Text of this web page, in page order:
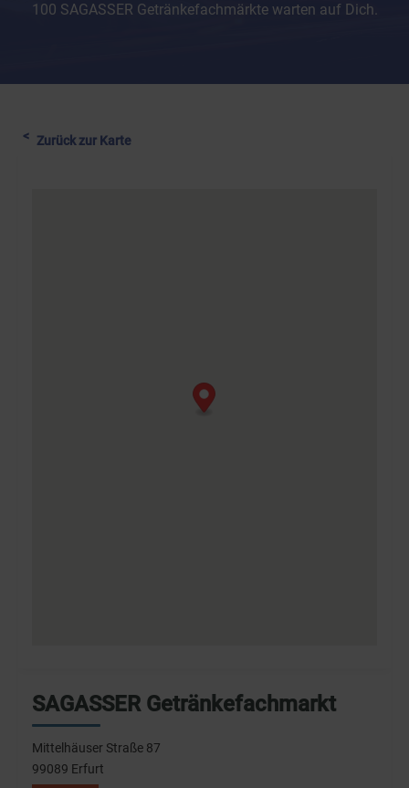
100 SAGASSER Getränkefachmärkte warten auf Dich.
Zurück zur Karte
SAGASSER Getränkefachmarkt
Mittelhäuser Straße 87
99089 Erfurt